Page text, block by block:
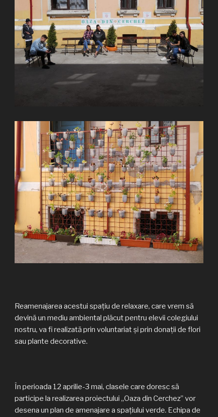
Reamenajarea acestui spațiu de relaxare, care vrem să
devină un mediu ambiental plăcut pentru elevii colegiului
nostru, va fi realizată prin voluntariat și prin donații de flori
sau plante decorative.
În perioada 12 aprilie-3 mai, clasele care doresc să
participe la realizarea proiectului „Oaza din Cerchez” vor
desena un plan de amenajare a spațiului verde. Echipa de